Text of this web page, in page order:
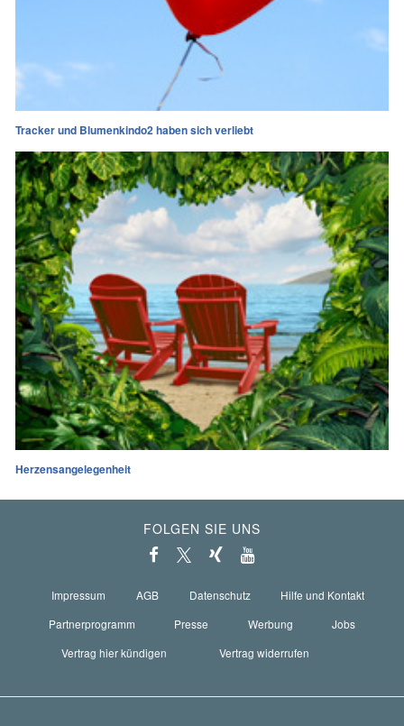
Tracker und Blumenkindo2 haben sich verliebt
Herzensangelegenheit
FOLGEN SIE UNS
Impressum AGB Datenschutz
Hilfe und Kontakt
Partnerprogramm
Presse Werbung
Jobs
Vertrag hier kündigen
Vertrag widerrufen